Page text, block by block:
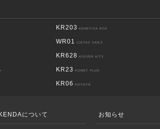
KR203 KENETICA ECO
WR01 ICETEC VAN’Z
KR628 KLEVER A/T2
KR23 KOMET PLUS
KR06 KOYOTE
KENDAについて お知らせ